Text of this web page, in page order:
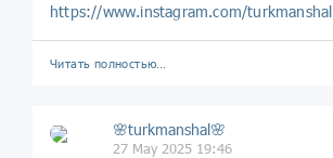
https://www.instagram.com/turkmanshal
Читать полностью…
🌸turkmanshal🌸
27 May 2025 19:46